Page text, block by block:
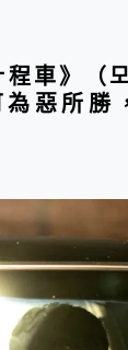
車》（
惡所勝